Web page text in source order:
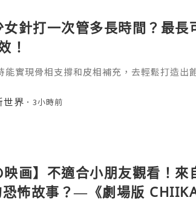
針打一次管多長時間？最長
！
能實現骨相支撐和皮相補充，去輕鬆打造出
仕少女針打一次管多長時間？這個問題要從
劑型的差異說起。1.區別於普通玻尿酸的長
世界 3小時前
映画】不適合小朋友觀看！來
恐怖故事？—《劇場版